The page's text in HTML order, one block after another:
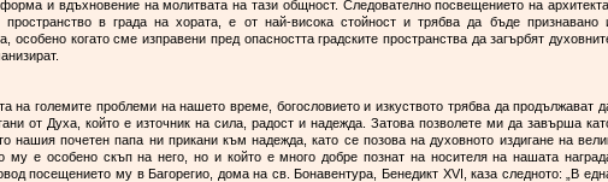
и вдъхновение на молитвата на тази общност. Следователно посвещението на архитекта,
в града на хората, е от най-висока стойност и трябва да бъде признавано
особено когато сме изправени пред опасността градските пространства да загърбят
на големите проблеми на нашето време, богословието и изкуството трябва да продължават
от Духа, който е източник на сила, радост и надежда. Затова позволете ми да завърша
нашия почетен папа ни прикани към надежда, като се позова на духовното издигане на
му е особено скъп на него, но и който е много добре познат на носителя на нашата
посещението му в Багорегио, дома на св. Бонавентура, Бенедикт ХVІ, каза следното: „В